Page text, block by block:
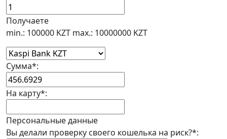
Получаете
min.: 100000 KZT max.: 10000000 KZT
Сумма*:
На карту*:
Персональные данные
Вы делали проверку своего кошелька на риск?*: